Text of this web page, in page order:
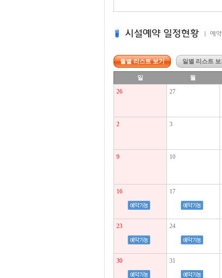
월별 리스트 보기 일별 리스트
일
월
26
27
2 3
9 10
16 17
23 24
30 31